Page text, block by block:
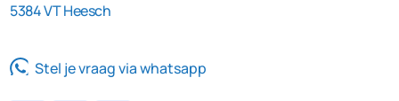
5384 VT Heesch
Stel je vraag via whatsapp